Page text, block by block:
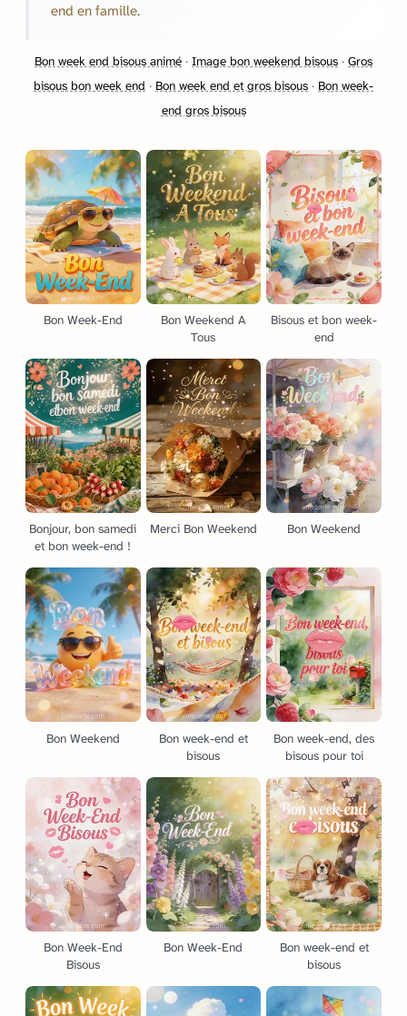
end en famille.
Bon week end bisous animé · Image bon weekend bisous · Gros
bisous bon week end · Bon week end et gros bisous · Bon week-
end gros bisous
Bon Week-End
Bon Weekend A
Tous
Bisous et bon week-
end
Bonjour, bon samedi
et bon week-end !
Merci Bon Weekend Bon Weekend
Bon Weekend
Bon week-end et
bisous
Bon week-end, des
bisous pour toi
Bon Week-End
Bisous
Bon Week-End
Bon week-end et
bisous